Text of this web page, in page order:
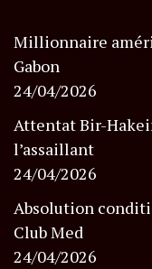
Millionnaire
Gabon
24/04/2026
Attentat Bir-
l’assaillant
24/04/2026
Absolution
Club Med
24/04/2026